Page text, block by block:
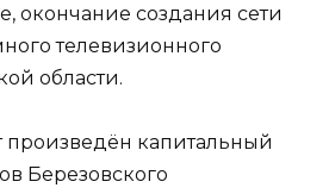
окончание создания сети
телевизионного
области.
произведён капитальный
Березовского